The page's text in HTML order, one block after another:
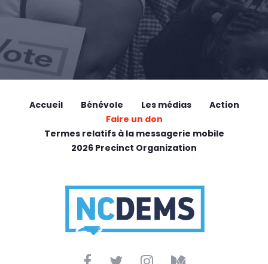
Accueil Bénévole Les médias
Action
Faire un don
Termes relatifs à la messagerie mobile
2026 Precinct Organization